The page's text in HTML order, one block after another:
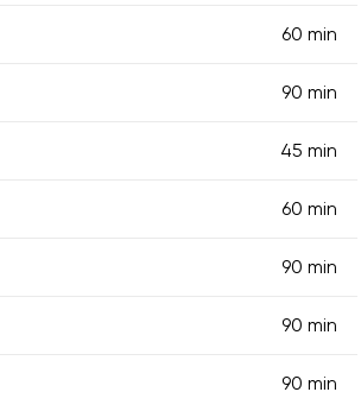
60 min
90 min
45 min
60 min
90 min
90 min
90 min